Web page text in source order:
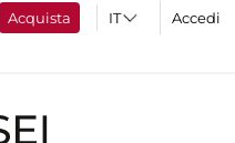
Acquista Accedi